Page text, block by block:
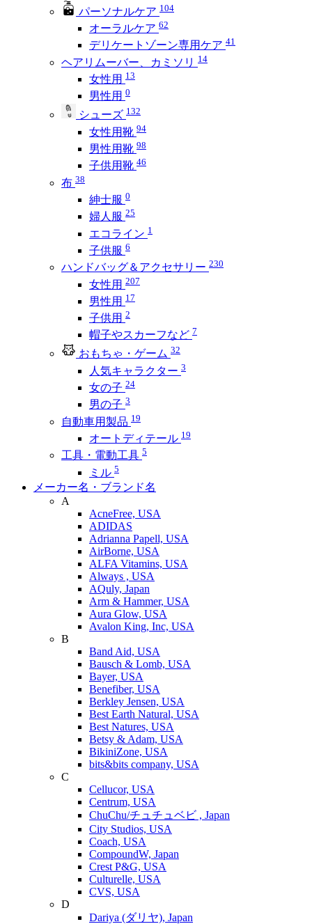
パーソナルケア 104
オーラルケア 62
デリケートゾーン専用ケア 41
ヘアリムーバー、カミソリ 14
女性用 13
男性用 0
シューズ 132
女性用靴 94
男性用靴 98
子供用靴 46
布 38
紳士服 0
婦人服 25
エコライン 1
子供服 6
ハンドバッグ＆アクセサリー 230
女性用 207
男性用 17
子供用 2
帽子やスカーフなど 7
おもちゃ・ゲーム 32
人気キャラクター 3
女の子 24
男の子 3
自動車用製品 19
オートディテール 19
工具・電動工具 5
ミル 5
メーカー名・ブランド名
A
AcneFree, USA
ADIDAS
Adrianna Papell, USA
AirBorne, USA
ALFA Vitamins, USA
Always , USA
AQuly, Japan
Arm & Hammer, USA
Aura Glow, USA
Avalon King, Inc, USA
B
Band Aid, USA
Bausch & Lomb, USA
Bayer, USA
Benefiber, USA
Berkley Jensen, USA
Best Earth Natural, USA
Best Natures, USA
Betsy & Adam, USA
BikiniZone, USA
bits&bits company, USA
C
Cellucor, USA
Centrum, USA
ChuChu/チュチュベビ , Japan
City Studios, USA
Coach, USA
CompoundW, Japan
Crest P&G, USA
Culturelle, USA
CVS, USA
D
Dariya (ダリヤ), Japan